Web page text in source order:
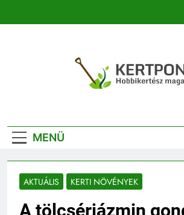
MENÜ
AKTUÁLIS KERTI NÖVÉNYEK
A tölcsérjázmin